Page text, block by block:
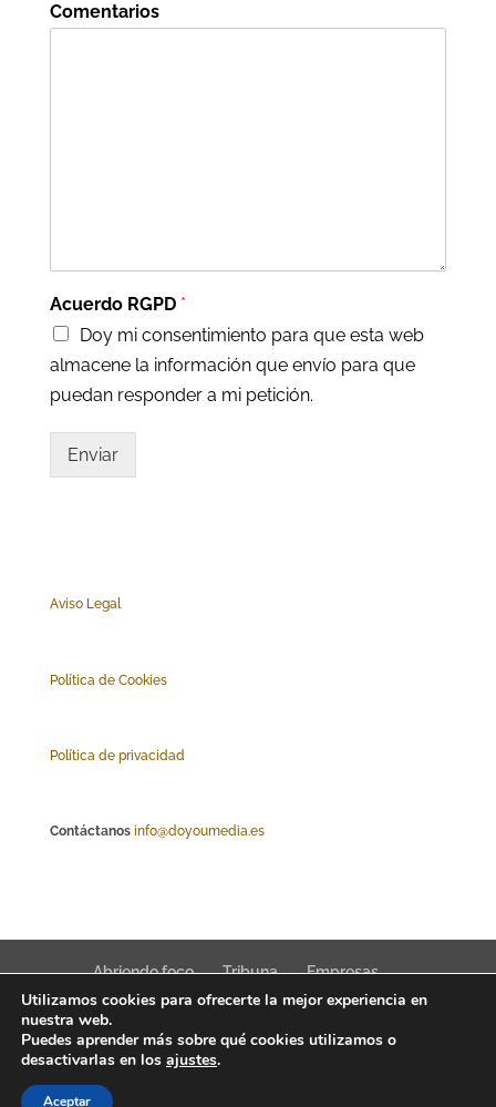
Comentarios
Acuerdo RGPD *
Doy mi consentimiento para que esta web
almacene la información que envío para que
puedan responder a mi petición.
Enviar
Aviso Legal
Política de Cookies
Política de privacidad
Contáctanos info@doyoumedia.es
Abriendo foco Tribuna
Empresas
Actualidad
Innovación Tendencias
Utilizamos cookies para ofrecerte la mejor experiencia en
nuestra web.
Puedes aprender más sobre qué cookies utilizamos o
desactivarlas en los ajustes.
Aceptar